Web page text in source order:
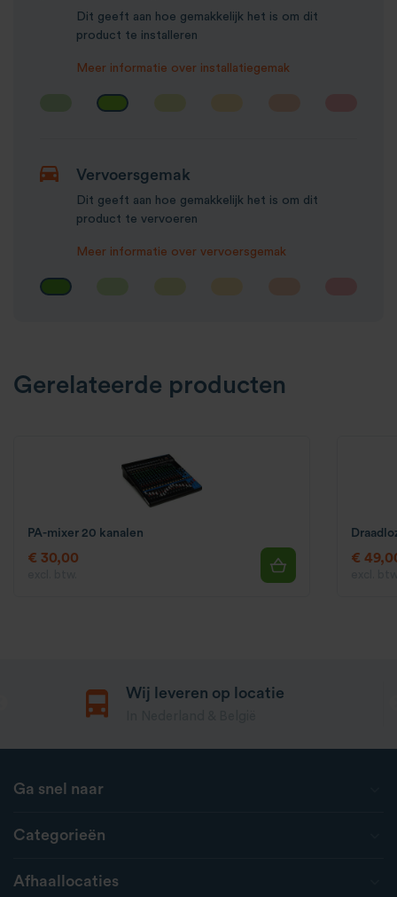
Dit geeft aan hoe gemakkelijk het is om dit
product te installeren
Meer informatie over installatiegemak
Vervoersgemak
Dit geeft aan hoe gemakkelijk het is om dit
product te vervoeren
Meer informatie over vervoersgemak
Gerelateerde producten
PA-mixer 20 kanalen
€ 30,00 €
Wij leveren op locatie
Ga snel naar
Categorieën
Afhaallocaties